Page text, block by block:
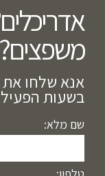
משפצים?​
אנא שלחו את
בשעות
שם מלא: